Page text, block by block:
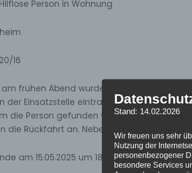
Person in Wohnung
16
am frühen Abend wurden wir zu einer
der Einsatzstelle eintrafen, war bereits die
die Person gefunden wurde, wurde sie an
die Rückfahrt an. Neben uns im Einsatz
am 15.05.2025 um 18:42 Uhr
Stand: 14.02.2026
Wir freuen uns sehr
Nutzung der
personenbezogener
besondere Services